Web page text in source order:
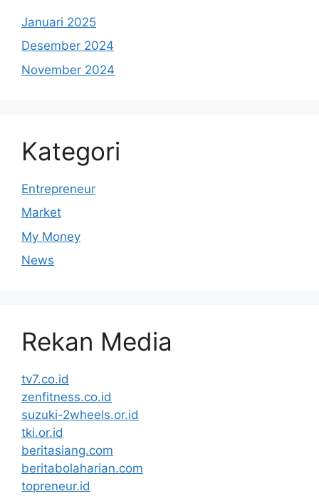
Januari 2025
Desember 2024
November 2024
Kategori
Entrepreneur
Market
My Money
News
Rekan Media
tv7.co.id
zenfitness.co.id
suzuki-2wheels.or.id
tki.or.id
beritasiang.com
beritabolaharian.com
topreneur.id